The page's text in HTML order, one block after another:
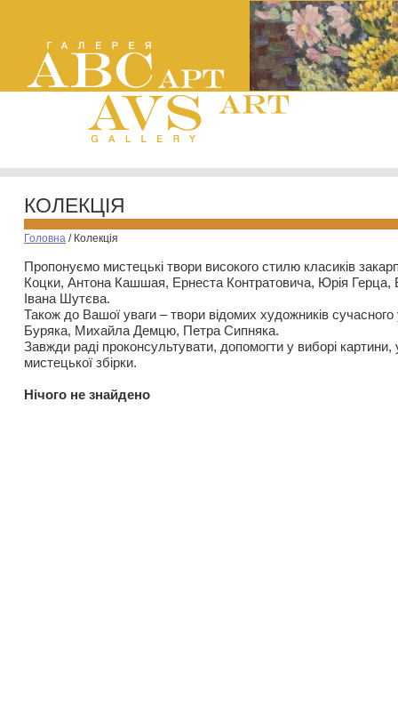
КОЛЕКЦІЯ
Головна / Колекція
Пропонуємо мистецькі твори високого стилю класиків
Коцки, Антона Кашшая, Ернеста Контратовича, Юрія
Івана Шутєва.
Також до Вашої уваги – твори відомих художників
Буряка, Михайла Демцю, Петра Сипняка.
Завжди раді проконсультувати, допомогти у виборі картини,
мистецької збірки.
Нiчого не знайдено